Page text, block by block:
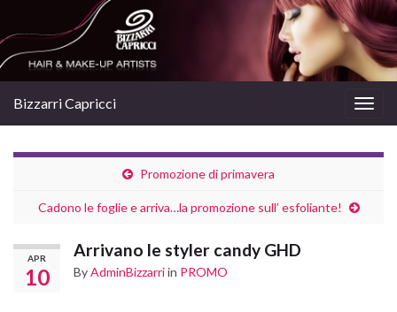
Bizzarri Capricci
Promozione di primavera
Cadono le foglie e arriva…la promozione sull’ esfoliante!
APR
10
Arrivano le styler candy GHD
ByAdminBizzarriin PROMO